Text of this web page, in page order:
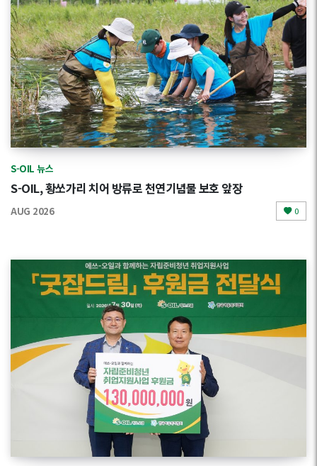
S-OIL 뉴스
S-OIL, 황쏘가리 치어 방류로 천연기념물 보호 앞장
AUG 2026 0